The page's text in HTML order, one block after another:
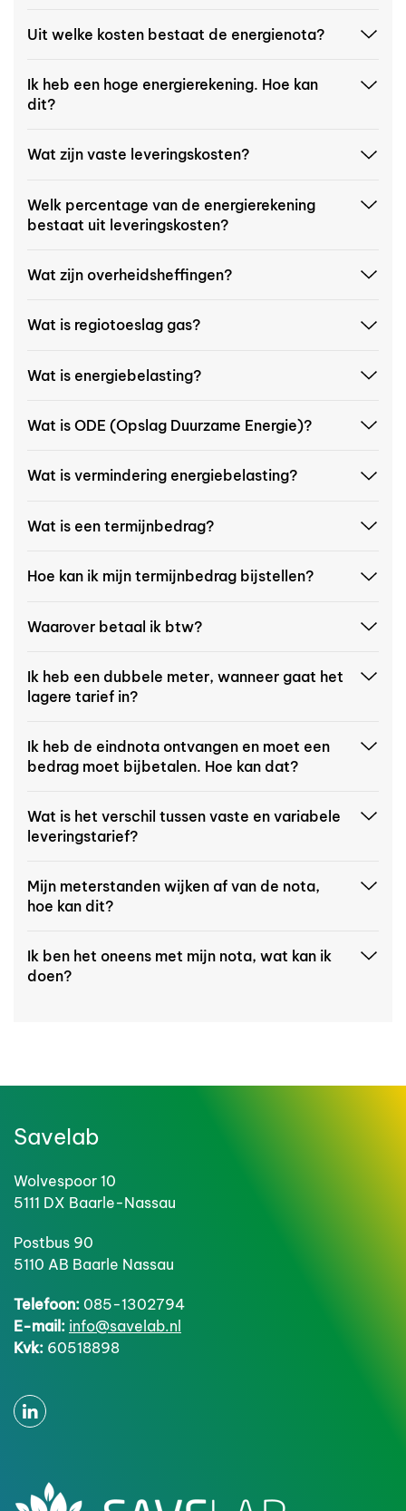
Uit welke kosten bestaat de energienota?
Ik heb een hoge energierekening. Hoe kan
dit?
Wat zijn vaste leveringskosten?
Welk percentage van de energierekening
bestaat uit leveringskosten?
Wat zijn overheidsheffingen?
Wat is regiotoeslag gas?
Wat is energiebelasting?
Wat is ODE (Opslag Duurzame Energie)?
Wat is vermindering energiebelasting?
Wat is een termijnbedrag?
Hoe kan ik mijn termijnbedrag bijstellen?
Waarover betaal ik btw?
Ik heb een dubbele meter, wanneer gaat het
lagere tarief in?
Ik heb de eindnota ontvangen en moet een
bedrag moet bijbetalen. Hoe kan dat?
Wat is het verschil tussen vaste en variabele
leveringstarief?
Mijn meterstanden wijken af van de nota,
hoe kan dit?
Ik ben het oneens met mijn nota, wat kan ik
doen?
Savelab
Wolvespoor 10
5111 DX Baarle-Nassau
Postbus 90
5110 AB Baarle Nassau
Telefoon: 085-1302794
E-mail: info@savelab.nl
Kvk: 60518898